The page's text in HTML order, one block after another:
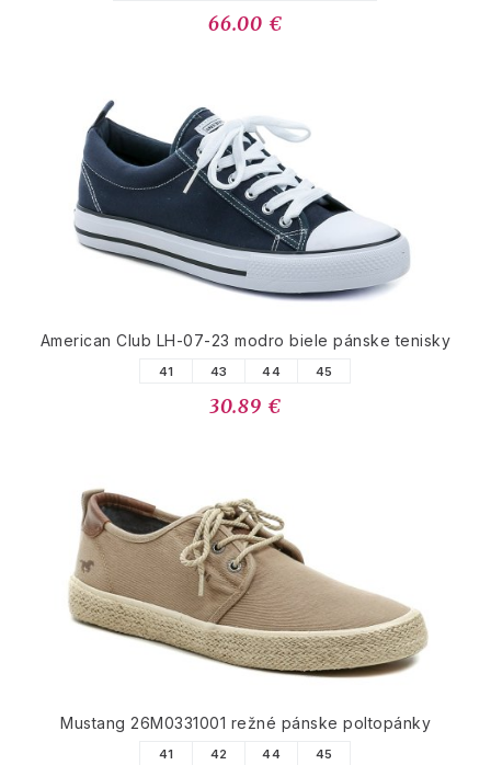
66.00 €
American Club LH-07-23 modro biele pánske tenisky
41 43 44 45
30.89 €
Mustang 26M0331001 režné pánske poltopánky
41 42 44 45